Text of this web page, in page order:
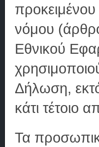
νόμου
Εθνικού
Δήλωση,
κάτι τέτοιο
Τα